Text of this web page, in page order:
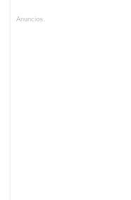
Anuncios.